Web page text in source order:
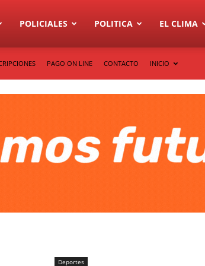
POLICIALES POLITICA EL CLIMA
PAGO ON LINE CONTACTO INICIO
Deportes